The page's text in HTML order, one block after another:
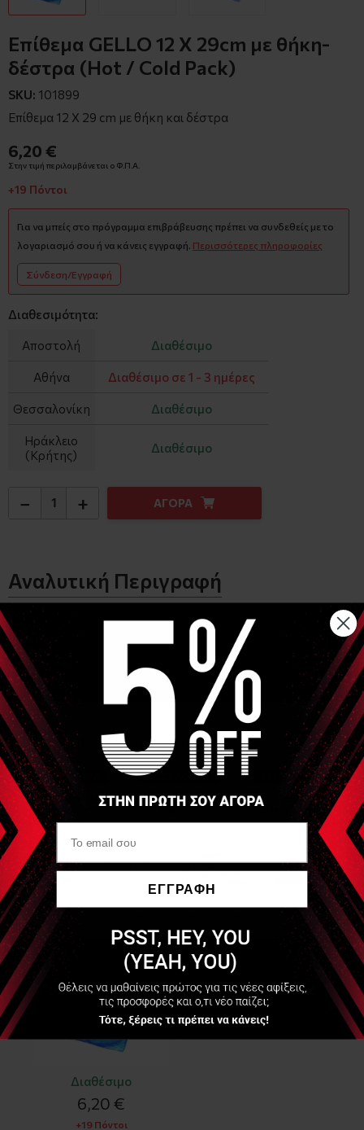
Επίθεμα GELLO 12 X 29cm με θήκη-
δέστρα (Hot / Cold Pack)
SKU: 101899
Επίθεμα 12 Χ 29 cm με θήκη και δέστρα
6,20 €
Στην τιμή περιλαμβάνεται ο Φ.Π.Α.
+19 Πόντοι
Για να μπείς στο πρόγραμμα επιβράβευσης πρέπει να συνδεθείς με το
λογαριασμό σου ή να κάνεις εγγραφή. Περισσότερες πληροφορίες
Σύνδεση/Εγγραφή
Διαθεσιμότητα:
Αποστολή Διαθέσιμο
Αθήνα Διαθέσιμο σε 1 - 3 ημέρες
Θεσσαλονίκη Διαθέσιμο
Ηράκλειο
(Κρήτης)
Διαθέσιμο
− + ΑΓΟΡΑ
Αναλυτική Περιγραφή
Επίθεμα της Γερμανικής εταιρείας GELLO για ψύξη ή
θέρμανση
Περιέχει θήκη με δέστρα για ευκολότερη εφαρμογή
Διαστάσεις: 12 Χ 29 cm
Υλικό: PVC
Διαβάστε τις οδηγίες ψύξης - θέρμανσης πάνω στο κουτί
Είδες Πρόσφατα
GELLO
Επίθεμα GELLO 12 X
29cm με θήκη- δέστρα
(Hot / Cold Pack)
Διαθέσιμο
6,20 €
+19 Πόντοι
ΕΓΓΡΑΦΗ